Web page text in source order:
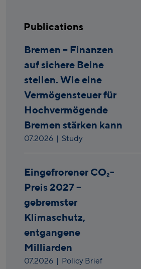
Publications
Bremen – Finanzen
auf sichere Beine
stellen. Wie eine
Vermögensteuer für
Hochvermögende
Bremen stärken kann
07.2026 | Study
Eingefrorener CO₂-
Preis 2027 –
gebremster
Klimaschutz,
entgangene
Milliarden
07.2026 | Policy Brief